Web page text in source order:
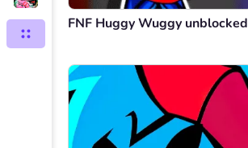
FNF Huggy Wuggy unblocked